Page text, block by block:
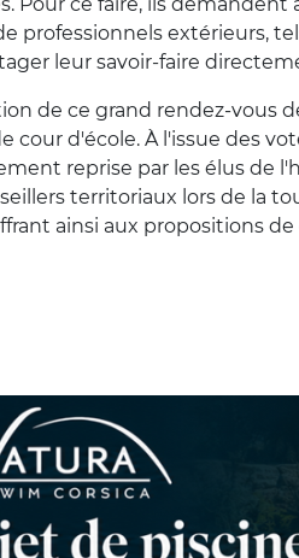
professionnels extérieurs,
leur savoir-faire
de ce grand rendez-vous
cour d'école. À l'issue des
reprise par les élus de
territoriaux lors de la
ainsi aux propositions